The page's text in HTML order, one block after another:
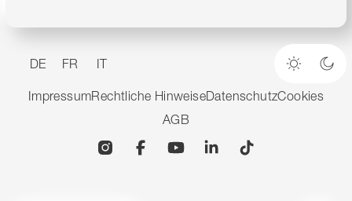
DE FR IT
Heller
ImpressumRechtliche HinweiseDatenschutzCookies
AGB
InstagramFacebookYouTubeLinkedin